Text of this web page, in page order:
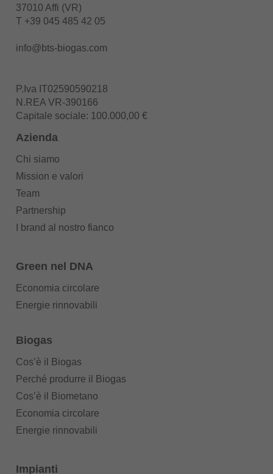
37010 Affi (VR)
T +39 045 485 42 05
info@bts-biogas.com
P.Iva IT02590590218
N.REA VR-390166
Capitale sociale: 100.000,00 €
Azienda
Chi siamo
Mission e valori
Team
Partnership
I brand al nostro fianco
Green nel DNA
Economia circolare
Energie rinnovabili
Biogas
Cos’è il Biogas
Perché produrre il Biogas
Cos’è il Biometano
Economia circolare
Energie rinnovabili
Impianti